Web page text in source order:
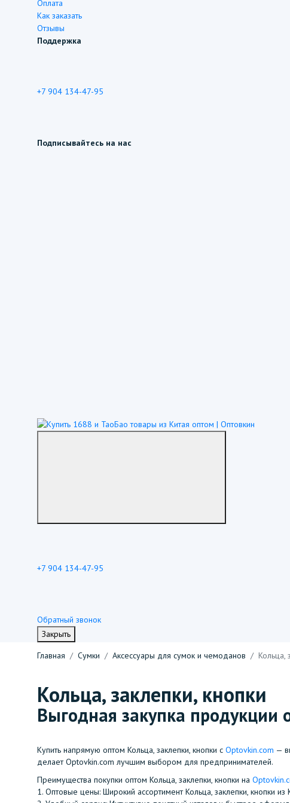
Оплата
Как заказать
Отзывы
Поддержка
+7 904 134-47-95
Подписывайтесь на нас
+7 904 134-47-95
Обратный звонок
Закрыть
Главная
Сумки Аксессуары для сумок и чемоданов Кольца,
Кольца, заклепки, кнопки
Выгодная закупка продукции
Купить напрямую оптом Кольца, заклепки, кнопки с Optovkin.com —
делает Optovkin.com лучшим выбором для предпринимателей.
Преимущества покупки оптом Кольца, заклепки, кнопки на
1.⁠ ⁠Оптовые цены: Широкий ассортимент Кольца, заклепки, кнопки